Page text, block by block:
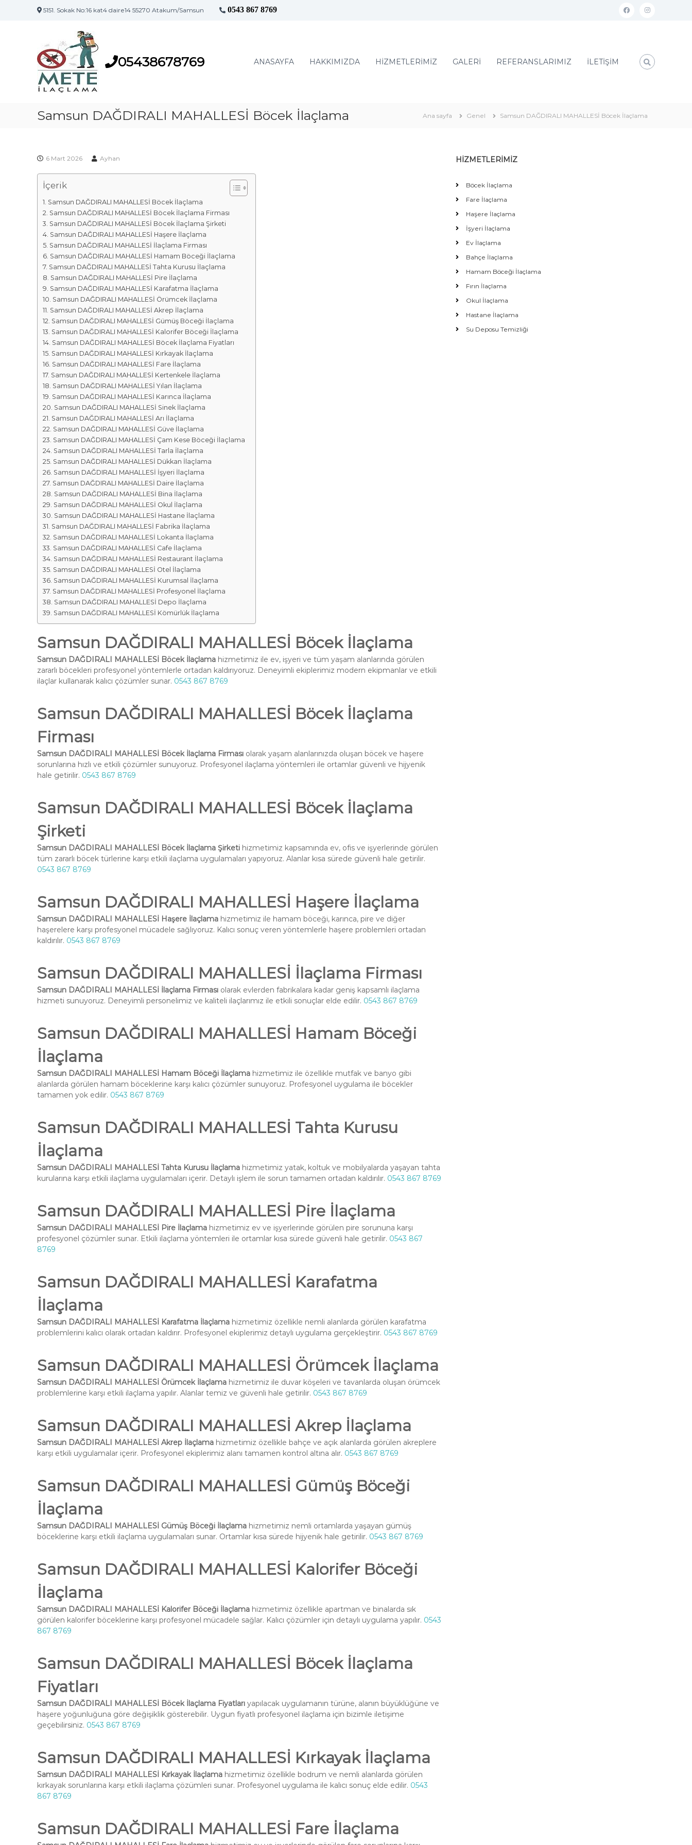
5151. Sokak No:16 kat4 daire14 55270 Atakum/Samsun 0543 867 8769
s
l
a
m
F
i
r
m
a
l
a
r
ı
u
n
ç
a
a
M
a
r
k
a
s
ı
05438678769 ANASAYFA HAKKIMIZDA HİZMETLERİMİZ GALERİ REFERANSLARIMIZ İLETİŞİM
Samsun DAĞDIRALI MAHALLESİ Böcek İlaçlama Ana sayfa Genel Samsun DAĞDIRALI MAHALLESİ Böcek İlaçlama
6 Mart 2026 Ayhan
İçerik
Samsun DAĞDIRALI MAHALLESİ Böcek İlaçlama
Samsun DAĞDIRALI MAHALLESİ Böcek İlaçlama Firması
Samsun DAĞDIRALI MAHALLESİ Böcek İlaçlama Şirketi
Samsun DAĞDIRALI MAHALLESİ Haşere İlaçlama
Samsun DAĞDIRALI MAHALLESİ İlaçlama Firması
Samsun DAĞDIRALI MAHALLESİ Hamam Böceği İlaçlama
Samsun DAĞDIRALI MAHALLESİ Tahta Kurusu İlaçlama
Samsun DAĞDIRALI MAHALLESİ Pire İlaçlama
Samsun DAĞDIRALI MAHALLESİ Karafatma İlaçlama
Samsun DAĞDIRALI MAHALLESİ Örümcek İlaçlama
Samsun DAĞDIRALI MAHALLESİ Akrep İlaçlama
Samsun DAĞDIRALI MAHALLESİ Gümüş Böceği İlaçlama
Samsun DAĞDIRALI MAHALLESİ Kalorifer Böceği İlaçlama
Samsun DAĞDIRALI MAHALLESİ Böcek İlaçlama Fiyatları
Samsun DAĞDIRALI MAHALLESİ Kırkayak İlaçlama
Samsun DAĞDIRALI MAHALLESİ Fare İlaçlama
Samsun DAĞDIRALI MAHALLESİ Kertenkele İlaçlama
Samsun DAĞDIRALI MAHALLESİ Yılan İlaçlama
Samsun DAĞDIRALI MAHALLESİ Karınca İlaçlama
Samsun DAĞDIRALI MAHALLESİ Sinek İlaçlama
Samsun DAĞDIRALI MAHALLESİ Arı İlaçlama
Samsun DAĞDIRALI MAHALLESİ Güve İlaçlama
Samsun DAĞDIRALI MAHALLESİ Çam Kese Böceği İlaçlama
Samsun DAĞDIRALI MAHALLESİ Tarla İlaçlama
Samsun DAĞDIRALI MAHALLESİ Dükkan İlaçlama
Samsun DAĞDIRALI MAHALLESİ İşyeri İlaçlama
Samsun DAĞDIRALI MAHALLESİ Daire İlaçlama
Samsun DAĞDIRALI MAHALLESİ Bina İlaçlama
Samsun DAĞDIRALI MAHALLESİ Okul İlaçlama
Samsun DAĞDIRALI MAHALLESİ Hastane İlaçlama
Samsun DAĞDIRALI MAHALLESİ Fabrika İlaçlama
Samsun DAĞDIRALI MAHALLESİ Lokanta İlaçlama
Samsun DAĞDIRALI MAHALLESİ Cafe İlaçlama
Samsun DAĞDIRALI MAHALLESİ Restaurant İlaçlama
Samsun DAĞDIRALI MAHALLESİ Otel İlaçlama
Samsun DAĞDIRALI MAHALLESİ Kurumsal İlaçlama
Samsun DAĞDIRALI MAHALLESİ Profesyonel İlaçlama
Samsun DAĞDIRALI MAHALLESİ Depo İlaçlama
Samsun DAĞDIRALI MAHALLESİ Kömürlük İlaçlama
Samsun DAĞDIRALI MAHALLESİ Böcek İlaçlama
Samsun DAĞDIRALI MAHALLESİ Böcek İlaçlama hizmetimiz ile ev, işyeri ve tüm yaşam alanlarında görülen
zararlı böcekleri profesyonel yöntemlerle ortadan kaldırıyoruz. Deneyimli ekiplerimiz modern ekipmanlar ve etkili
ilaçlar kullanarak kalıcı çözümler sunar. 0543 867 8769
Samsun DAĞDIRALI MAHALLESİ Böcek İlaçlama
Firması
Samsun DAĞDIRALI MAHALLESİ Böcek İlaçlama Firması olarak yaşam alanlarınızda oluşan böcek ve haşere
sorunlarına hızlı ve etkili çözümler sunuyoruz. Profesyonel ilaçlama yöntemleri ile ortamlar güvenli ve hijyenik
hale getirilir. 0543 867 8769
Samsun DAĞDIRALI MAHALLESİ Böcek İlaçlama
Şirketi
Samsun DAĞDIRALI MAHALLESİ Böcek İlaçlama Şirketi hizmetimiz kapsamında ev, ofis ve işyerlerinde görülen
tüm zararlı böcek türlerine karşı etkili ilaçlama uygulamaları yapıyoruz. Alanlar kısa sürede güvenli hale getirilir.
0543 867 8769
Samsun DAĞDIRALI MAHALLESİ Haşere İlaçlama
Samsun DAĞDIRALI MAHALLESİ Haşere İlaçlama hizmetimiz ile hamam böceği, karınca, pire ve diğer
haşerelere karşı profesyonel mücadele sağlıyoruz. Kalıcı sonuç veren yöntemlerle haşere problemleri ortadan
kaldırılır. 0543 867 8769
Samsun DAĞDIRALI MAHALLESİ İlaçlama Firması
Samsun DAĞDIRALI MAHALLESİ İlaçlama Firması olarak evlerden fabrikalara kadar geniş kapsamlı ilaçlama
hizmeti sunuyoruz. Deneyimli personelimiz ve kaliteli ilaçlarımız ile etkili sonuçlar elde edilir. 0543 867 8769
Samsun DAĞDIRALI MAHALLESİ Hamam Böceği
İlaçlama
Samsun DAĞDIRALI MAHALLESİ Hamam Böceği İlaçlama hizmetimiz ile özellikle mutfak ve banyo gibi
alanlarda görülen hamam böceklerine karşı kalıcı çözümler sunuyoruz. Profesyonel uygulama ile böcekler
tamamen yok edilir. 0543 867 8769
Samsun DAĞDIRALI MAHALLESİ Tahta Kurusu
İlaçlama
Samsun DAĞDIRALI MAHALLESİ Tahta Kurusu İlaçlama hizmetimiz yatak, koltuk ve mobilyalarda yaşayan tahta
kurularına karşı etkili ilaçlama uygulamaları içerir. Detaylı işlem ile sorun tamamen ortadan kaldırılır. 0543 867 8769
Samsun DAĞDIRALI MAHALLESİ Pire İlaçlama
Samsun DAĞDIRALI MAHALLESİ Pire İlaçlama hizmetimiz ev ve işyerlerinde görülen pire sorununa karşı
profesyonel çözümler sunar. Etkili ilaçlama yöntemleri ile ortamlar kısa sürede güvenli hale getirilir. 0543 867
8769
Samsun DAĞDIRALI MAHALLESİ Karafatma
İlaçlama
Samsun DAĞDIRALI MAHALLESİ Karafatma İlaçlama hizmetimiz özellikle nemli alanlarda görülen karafatma
problemlerini kalıcı olarak ortadan kaldırır. Profesyonel ekiplerimiz detaylı uygulama gerçekleştirir. 0543 867 8769
Samsun DAĞDIRALI MAHALLESİ Örümcek İlaçlama
Samsun DAĞDIRALI MAHALLESİ Örümcek İlaçlama hizmetimiz ile duvar köşeleri ve tavanlarda oluşan örümcek
problemlerine karşı etkili ilaçlama yapılır. Alanlar temiz ve güvenli hale getirilir. 0543 867 8769
Samsun DAĞDIRALI MAHALLESİ Akrep İlaçlama
Samsun DAĞDIRALI MAHALLESİ Akrep İlaçlama hizmetimiz özellikle bahçe ve açık alanlarda görülen akreplere
karşı etkili uygulamalar içerir. Profesyonel ekiplerimiz alanı tamamen kontrol altına alır. 0543 867 8769
Samsun DAĞDIRALI MAHALLESİ Gümüş Böceği
İlaçlama
Samsun DAĞDIRALI MAHALLESİ Gümüş Böceği İlaçlama hizmetimiz nemli ortamlarda yaşayan gümüş
böceklerine karşı etkili ilaçlama uygulamaları sunar. Ortamlar kısa sürede hijyenik hale getirilir. 0543 867 8769
Samsun DAĞDIRALI MAHALLESİ Kalorifer Böceği
İlaçlama
Samsun DAĞDIRALI MAHALLESİ Kalorifer Böceği İlaçlama hizmetimiz özellikle apartman ve binalarda sık
görülen kalorifer böceklerine karşı profesyonel mücadele sağlar. Kalıcı çözümler için detaylı uygulama yapılır. 0543
867 8769
Samsun DAĞDIRALI MAHALLESİ Böcek İlaçlama
Fiyatları
Samsun DAĞDIRALI MAHALLESİ Böcek İlaçlama Fiyatları yapılacak uygulamanın türüne, alanın büyüklüğüne ve
haşere yoğunluğuna göre değişiklik gösterebilir. Uygun fiyatlı profesyonel ilaçlama için bizimle iletişime
geçebilirsiniz. 0543 867 8769
Samsun DAĞDIRALI MAHALLESİ Kırkayak İlaçlama
Samsun DAĞDIRALI MAHALLESİ Kırkayak İlaçlama hizmetimiz özellikle bodrum ve nemli alanlarda görülen
kırkayak sorunlarına karşı etkili ilaçlama çözümleri sunar. Profesyonel uygulama ile kalıcı sonuç elde edilir. 0543
867 8769
Samsun DAĞDIRALI MAHALLESİ Fare İlaçlama
HİZMETLERİMİZ
Böcek İlaçlama
Fare İlaçlama
Haşere İlaçlama
İşyeri İlaçlama
Ev İlaçlama
Bahçe İlaçlama
Hamam Böceği İlaçlama
Fırın İlaçlama
Okul İlaçlama
Hastane İlaçlama
Su Deposu Temizliği